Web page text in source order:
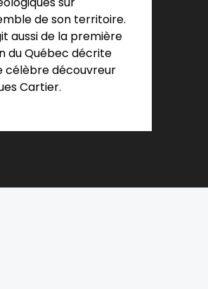
de son territoire.
aussi de la première
du Québec décrite
célèbre découvreur
Cartier.